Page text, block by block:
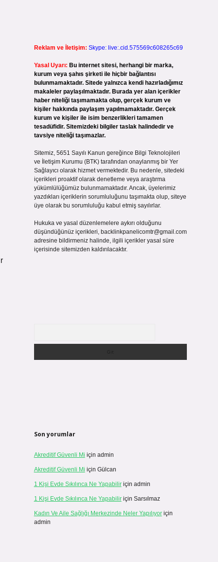
Reklam ve İletişim: Skype: live:.cid.575569c608265c69
Yasal Uyarı: Bu internet sitesi, herhangi bir marka,
kurum veya şahıs şirketi ile hiçbir bağlantısı
bulunmamaktadır. Sitede yalnızca kendi hazırladığımız
makaleler paylaşılmaktadır. Burada yer alan içerikler
haber niteliği taşımamakta olup, gerçek kurum ve
kişiler hakkında paylaşım yapılmamaktadır. Gerçek
kurum ve kişiler ile isim benzerlikleri tamamen
tesadüfidir. Sitemizdeki bilgiler taslak halindedir ve
tavsiye niteliği taşımazlar.
Sitemiz, 5651 Sayılı Kanun gereğince Bilgi Teknolojileri
ve İletişim Kurumu (BTK) tarafından onaylanmış bir Yer
Sağlayıcı olarak hizmet vermektedir. Bu nedenle, sitedeki
içerikleri proaktif olarak denetleme veya araştırma
yükümlülüğümüz bulunmamaktadır. Ancak, üyelerimiz
yazdıkları içeriklerin sorumluluğunu taşımakta olup, siteye
üye olarak bu sorumluluğu kabul etmiş sayılırlar.
Hukuka ve yasal düzenlemelere aykırı olduğunu
düşündüğünüz içerikleri, backlinkpanelicomtr@gmail.com
adresine bildirmeniz halinde, ilgili içerikler yasal süre
içerisinde sitemizden kaldırılacaktır.
Son yorumlar
Akreditif Güvenli Mi için admin
Akreditif Güvenli Mi için Gülcan
1 Kişi Evde Sıkılınca Ne Yapabiliriçin admin
1 Kişi Evde Sıkılınca Ne Yapabiliriçin Sarsılmaz
Kadın Ve Aile Sağlığı Merkezinde Neler Yapılıyoriçin
admin